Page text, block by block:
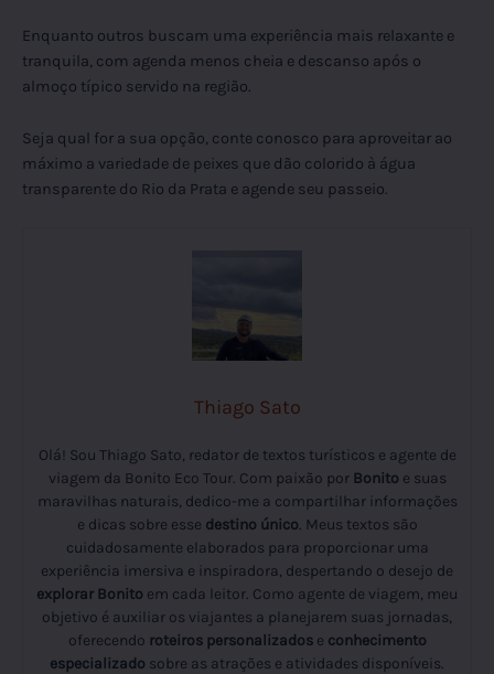
Enquanto outros buscam uma experiência mais relaxante e
tranquila, com agenda menos cheia e descanso após o
almoço típico servido na região.
Seja qual for a sua opção, conte conosco para aproveitar ao
máximo a variedade de peixes que dão colorido à água
transparente do Rio da Prata e agende seu passeio.
Thiago Sato
Olá! Sou Thiago Sato, redator de textos turísticos e agente de
viagem da Bonito Eco Tour. Com paixão por Bonito e suas
maravilhas naturais, dedico-me a compartilhar informações
e dicas sobre esse destino único. Meus textos são
cuidadosamente elaborados para proporcionar uma
experiência imersiva e inspiradora, despertando o desejo de
explorar Bonito em cada leitor. Como agente de viagem, meu
objetivo é auxiliar os viajantes a planejarem suas jornadas,
oferecendo roteiros personalizadose conhecimento
especializado sobre as atrações e atividades disponíveis.